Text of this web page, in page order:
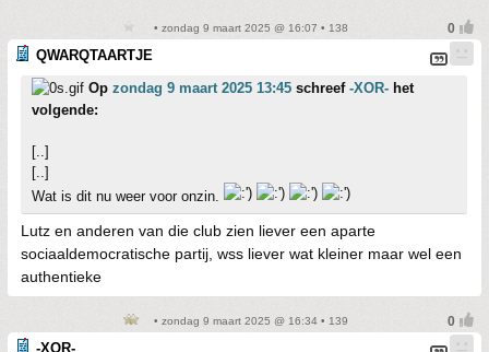
• zondag 9 maart 2025 @ 16:07 • 138
QWARQTAARTJE
Op zondag 9 maart 2025 13:45 schreef -XOR- het
volgende:
[..]
[..]
Wat is dit nu weer voor onzin.
Lutz en anderen van die club zien liever een aparte
sociaaldemocratische partij, wss liever wat kleiner maar wel een
authentieke
• zondag 9 maart 2025 @ 16:34 • 139
-XOR-